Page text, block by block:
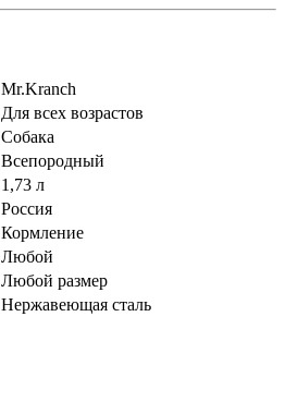
Mr.Kranch
Для всех возрастов
Собака
Всепородный
1,73 л
Россия
Кормление
Любой
Любой размер
Нержавеющая сталь